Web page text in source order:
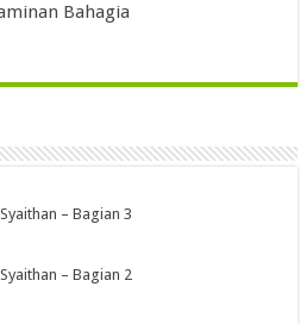
Bahagia
– Bagian 3
– Bagian 2